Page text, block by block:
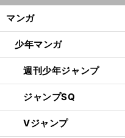
マンガ
少年マンガ
週刊少年ジャンプ
ジャンプSQ
Vジャンプ